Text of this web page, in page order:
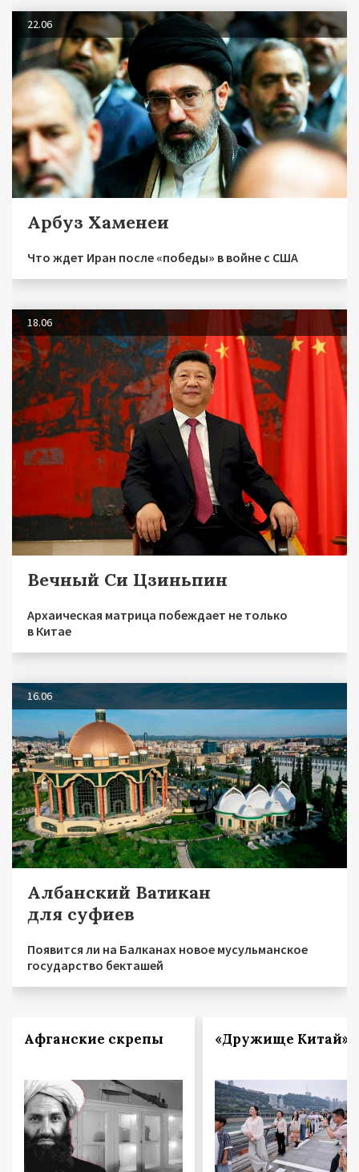
22.06
Арбуз Хаменеи
Что ждет Иран после «победы» в войне с США
18.06
Вечный Си Цзиньпин
Архаическая матрица побеждает не только
в Китае
16.06
Албанский Ватикан
для суфиев
Появится ли на Балканах новое мусульманское
государство бекташей
Афганские скрепы «Дружище Китай»